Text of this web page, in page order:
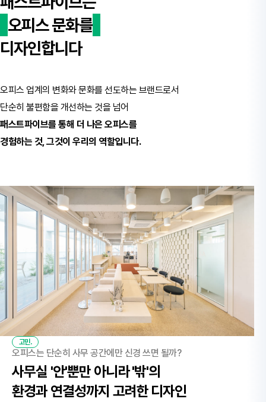
오피스 문화를
디자인합니다
오피스 업계의 변화와 문화를 선도하는 브랜드로서
단순히 불편함을 개선하는 것을 넘어
패스트파이브를 통해 더 나은 오피스를
경험하는 것, 그것이 우리의 역할입니다.
고민.
오피스는 단순히 사무 공간에만 신경 쓰면 될까?
사무실 '안'뿐만 아니라 '밖'의
환경과 연결성까지 고려한 디자인